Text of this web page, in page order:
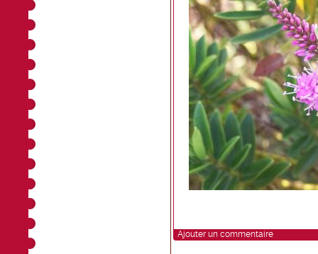
Ajouter un commentaire